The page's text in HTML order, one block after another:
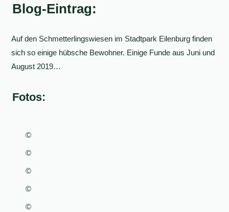
Blog-Eintrag:
Auf den Schmetterlingswiesen im Stadtpark Eilenburg finden
sich so einige hübsche Bewohner. Einige Funde aus Juni und
August 2019…
Fotos:
©
©
©
©
©